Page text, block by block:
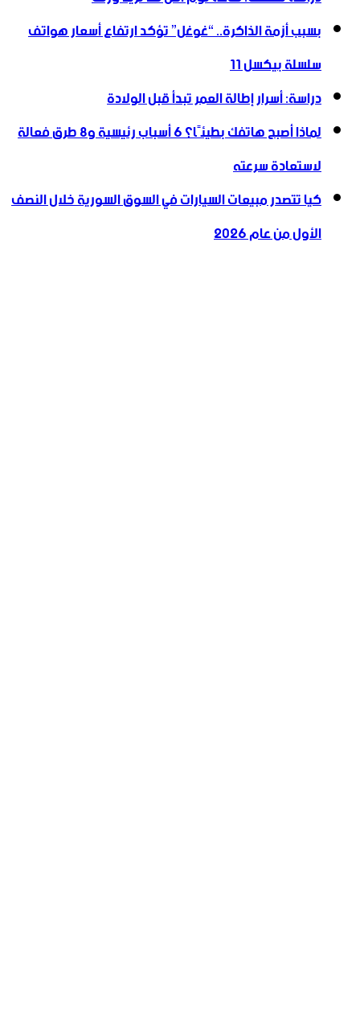
بسبب أزمة الذاكرة.. “غوغل” تؤكد ارتفاع أسعار هواتف
سلسلة بيكسل 11
دراسة: أسرار إطالة العمر تبدأ قبل الولادة
لماذا أصبح هاتفك بطيئًا؟ 6 أسباب رئيسية و8 طرق فعالة
لاستعادة سرعته
كيا تتصدر مبيعات السيارات في السوق السورية خلال النصف
الأول من عام 2026